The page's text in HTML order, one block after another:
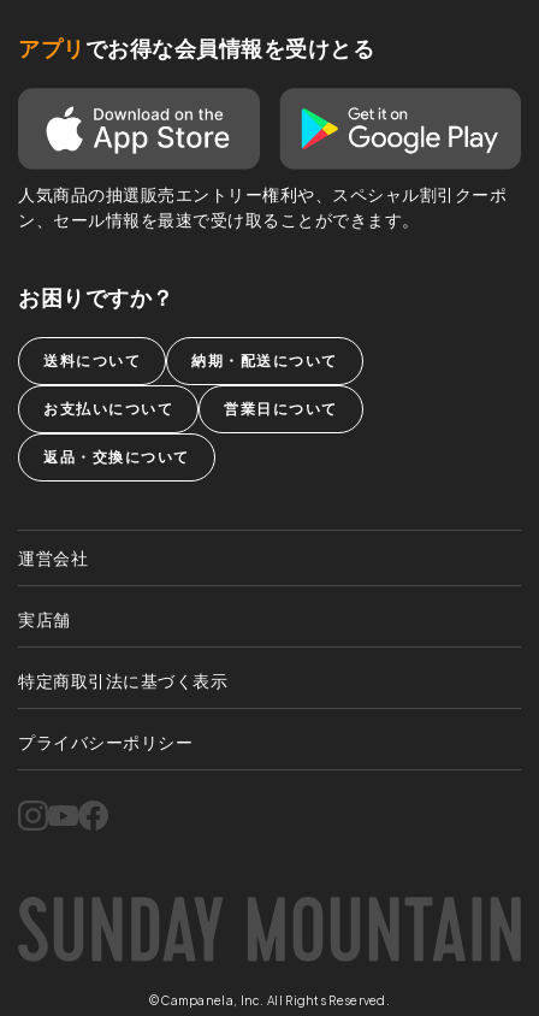
アプリ でお得な会員情報を受けとる
人気商品の抽選販売エントリー権利や、スペシャル割引クーポ
ン、セール情報を最速で受け取ることができます。
お困りですか？
送料について 納期・配送について
お支払いについて 営業日について
返品・交換について
運営会社
実店舗
特定商取引法に基づく表示
プライバシーポリシー
©Campanela, Inc. All Rights Reserved.